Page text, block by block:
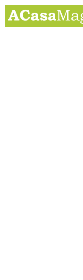
Salta
contenuto